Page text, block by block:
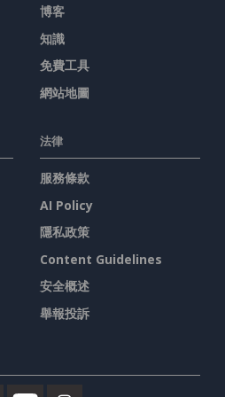
博客
知識
免費工具
網站地圖
法律
服務條款
AI Policy
隱私政策
Content Guidelines
安全概述
舉報投訴